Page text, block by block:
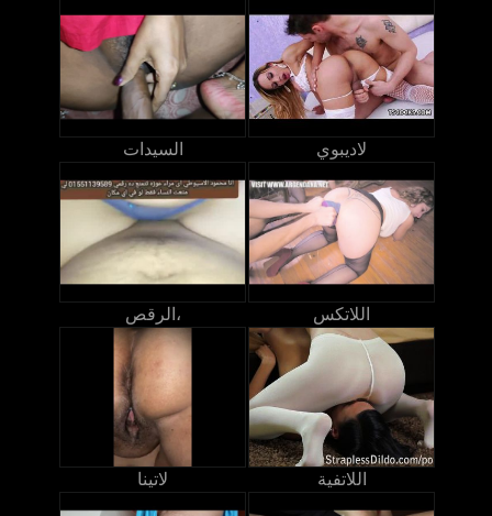
السيدات لاديبوي
الرقص، اللاتكس
لاتينا اللاتفية